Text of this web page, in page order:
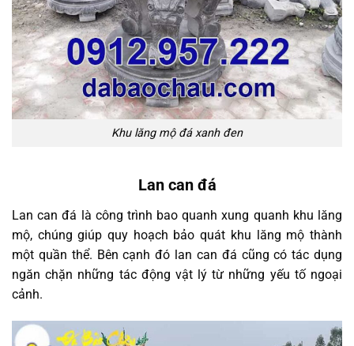
Khu lăng mộ đá xanh đen
Lan can đá
Lan can đá là công trình bao quanh xung quanh khu lăng
mộ, chúng giúp quy hoạch bảo quát khu lăng mộ thành
một quần thể. Bên cạnh đó lan can đá cũng có tác dụng
ngăn chặn những tác động vật lý từ những yếu tố ngoại
cảnh.